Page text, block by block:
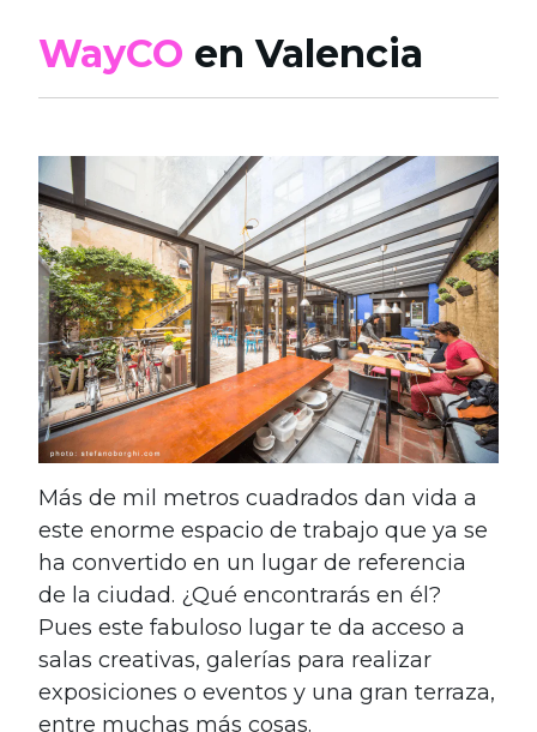
WayCO en Valencia
Más de mil metros cuadrados dan vida a
este enorme espacio de trabajo que ya se
ha convertido en un lugar de referencia
de la ciudad. ¿Qué encontrarás en él?
Pues este fabuloso lugar te da acceso a
salas creativas, galerías para realizar
exposiciones o eventos y una gran terraza,
entre muchas más cosas.